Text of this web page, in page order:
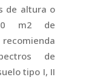
de altura o
m2 de
de
tipo I, II